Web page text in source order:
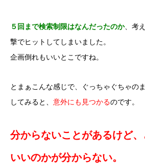
５回まで検索制限はなんだったのか、考
撃でヒットしてしまいました。
企画倒れもいいとこですね。
とまぁこんな感じで、ぐっちゃぐちゃの
してみると、 意外にも見つかるのです。
分からないことがあるけど
いいのかが分からない。